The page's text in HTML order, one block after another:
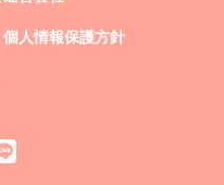
個人情報保護方針